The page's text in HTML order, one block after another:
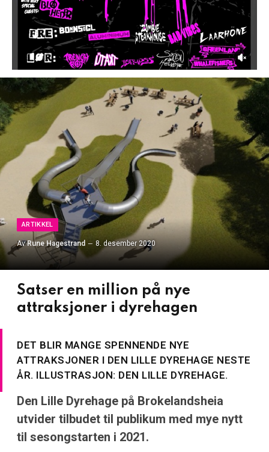
ARTIKKEL
Av Rune Hagestrand 8. desember 2020
Satser en million på nye
attraksjoner i dyrehagen
DET BLIR MANGE SPENNENDE NYE
ATTRAKSJONER I DEN LILLE DYREHAGE NESTE
ÅR. ILLUSTRASJON: DEN LILLE DYREHAGE.
Den Lille Dyrehage på Brokelandsheia
utvider tilbudet til publikum med mye nytt
til sesongstarten i 2021.